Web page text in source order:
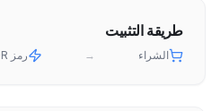
طريقة التثبيت
الشراء → رمز QR